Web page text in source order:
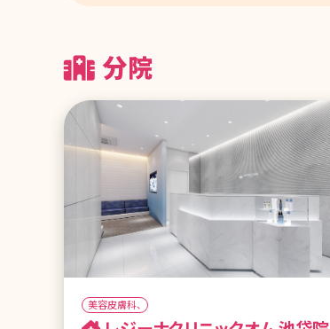
分院
美容皮膚科、